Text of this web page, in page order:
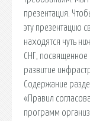
презентация.
эту презентацию
находятся чуть
СНГ, посвященное
развитие
Содержание
«Правил
программ